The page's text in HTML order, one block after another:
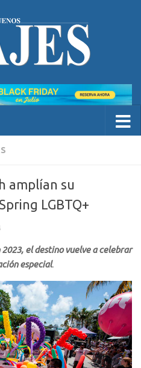
amplían su
LGBTQ+
el destino vuelve a celebrar
especial.